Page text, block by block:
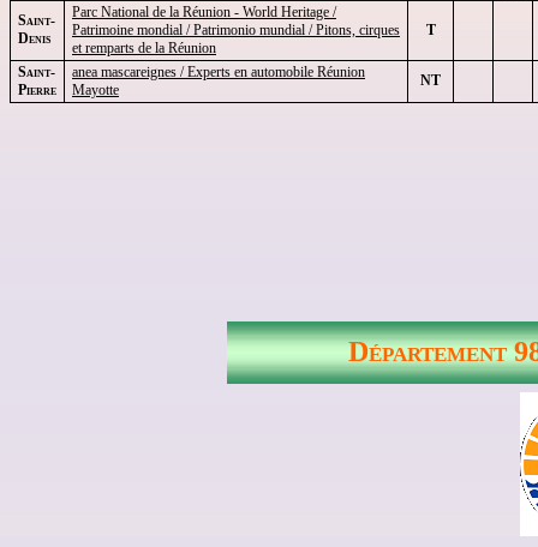
Saint-
Denis
Parc National de la Réunion - World Heritage /
Patrimoine mondial /Patrimonio mundial / Pitons, cirques
et remparts de la Réunion
T
Saint-
Pierre
anea mascareignes / Experts en automobile Réunion
Mayotte
NT
Département